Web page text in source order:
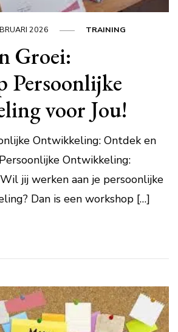
2026 TRAINING
Groei:
Persoonlijke
voor Jou!
Ontwikkeling: Ontdek en
Ontwikkeling:
jij werken aan je persoonlijke
Dan is een workshop […]